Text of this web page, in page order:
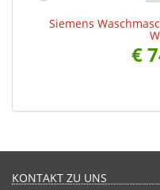
Siemens
€
KONTAKT ZU UNS